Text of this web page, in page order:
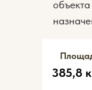
385,8